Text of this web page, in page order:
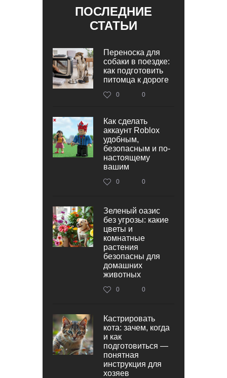
ПОСЛЕДНИЕ
СТАТЬИ
Переноска для
собаки в поездке:
как подготовить
питомца к дороге
0 0
Как сделать
аккаунт Roblox
удобным,
безопасным и по-
настоящему
вашим
0 0
Зеленый оазис
без угрозы: какие
цветы и
комнатные
растения
безопасны для
домашних
животных
0 0
Кастрировать
кота: зачем, когда
и как
подготовиться —
понятная
инструкция для
хозяев